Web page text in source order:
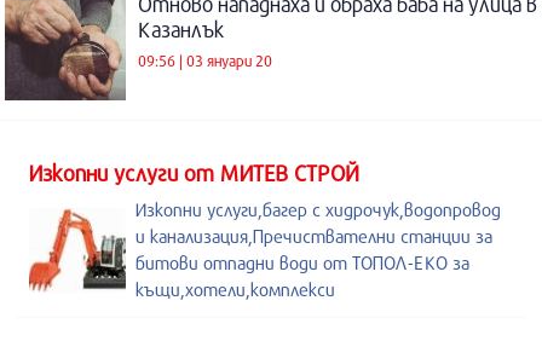
Казанлък
09:56 | 03 януари 20
Изкопни услуги от МИТЕВ СТРОЙ
Изкопни услуги,багер с хидрочук,водопровод
и канализация,Пречиствателни станции за
битови отпадни води от ТОПОЛ-ЕКО за
къщи,хотели,комплекси